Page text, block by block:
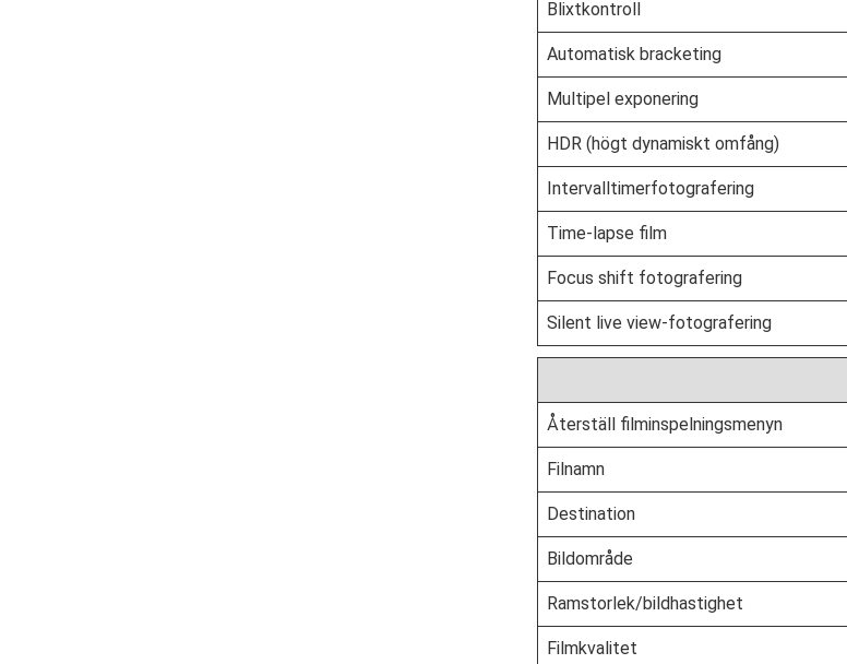
Blixtkontroll
Automatisk bracketing
Multipel exponering
HDR (högt dynamiskt omfång)
Intervalltimerfotografering
Time-lapse film
Focus shift fotografering
Silent live view-fotografering
Återställ filminspelningsmenyn
Filnamn
Destination
Bildområde
Ramstorlek/bildhastighet
Filmkvalitet